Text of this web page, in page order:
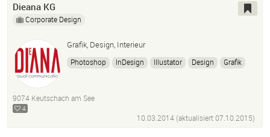
Dieana KG
Corporate Design
Grafik, Design, Interieur
Photoshop InDesign Illustator Design
Grafik
9074 Keutschach am See
4
10.03.2014 (aktualisiert07.10.2015)